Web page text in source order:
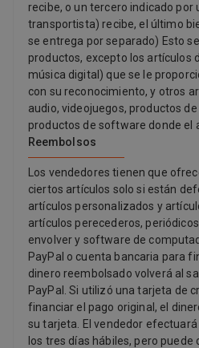
recibe, o un tercero indicado por
transportista) recibe, el último
se entrega por separado) Esto
productos, excepto los artículos
música digital) que se le
con su reconocimiento, y otros
audio, videojuegos, productos
productos de software donde el
Reembolsos
Los vendedores tienen que
ciertos artículos solo si están
artículos personalizados y
artículos perecederos,
envolver y software de
PayPal o cuenta bancaria para
dinero reembolsado volverá al
PayPal. Si utilizó una tarjeta de
financiar el pago original, el
su tarjeta. El vendedor
los tres días hábiles, pero